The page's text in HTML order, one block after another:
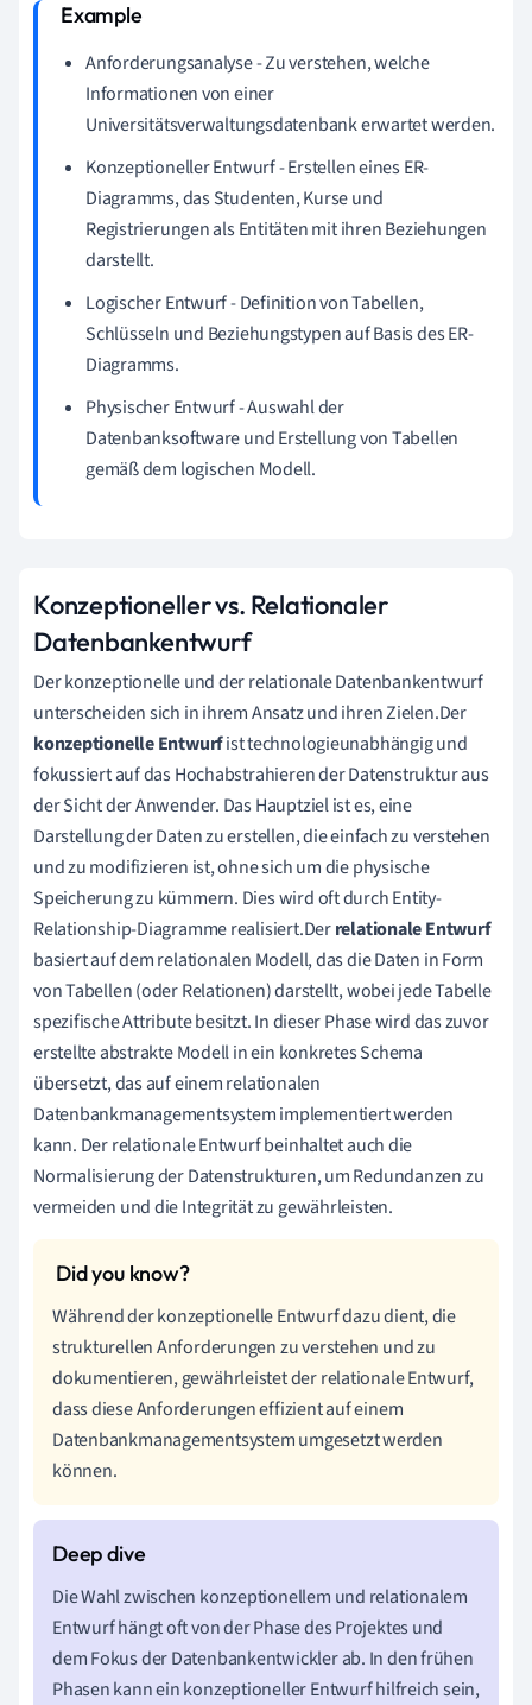
Anforderungsanalyse - Zu verstehen, welche
Informationen von einer
Universitätsverwaltungsdatenbank erwartet werden.
Konzeptioneller Entwurf - Erstellen eines ER-
Diagramms, das Studenten, Kurse und
Registrierungen als Entitäten mit ihren Beziehungen
darstellt.
Logischer Entwurf - Definition von Tabellen,
Schlüsseln und Beziehungstypen auf Basis des ER-
Diagramms.
Physischer Entwurf - Auswahl der
Datenbanksoftware und Erstellung von Tabellen
gemäß dem logischen Modell.
Konzeptioneller vs. Relationaler
Datenbankentwurf
Der konzeptionelle und der relationale Datenbankentwurf
unterscheiden sich in ihrem Ansatz und ihren Zielen.Der
konzeptionelle Entwurfist technologieunabhängig und
fokussiert auf das Hochabstrahieren der Datenstruktur aus
der Sicht der Anwender. Das Hauptziel ist es, eine
Darstellung der Daten zu erstellen, die einfach zu verstehen
und zu modifizieren ist, ohne sich um die physische
Speicherung zu kümmern. Dies wird oft durch Entity-
Relationship-Diagramme realisiert.Derrelationale Entwurf
basiert auf dem relationalen Modell, das die Daten in Form
von Tabellen (oder Relationen) darstellt, wobei jede Tabelle
spezifische Attribute besitzt. In dieser Phase wird das zuvor
erstellte abstrakte Modell in ein konkretes Schema
übersetzt, das auf einem relationalen
Datenbankmanagementsystem implementiert werden
kann. Der relationale Entwurf beinhaltet auch die
Normalisierung der Datenstrukturen, um Redundanzen zu
vermeiden und die Integrität zu gewährleisten.
Während der konzeptionelle Entwurf dazu dient, die
strukturellen Anforderungen zu verstehen und zu
dokumentieren, gewährleistet der relationale Entwurf,
dass diese Anforderungen effizient auf einem
Datenbankmanagementsystem umgesetzt werden
können.
Die Wahl zwischen konzeptionellem und relationalem
Entwurf hängt oft von der Phase des Projektes und
dem Fokus der Datenbankentwickler ab. In den frühen
Phasen kann ein konzeptioneller Entwurf hilfreich sein,